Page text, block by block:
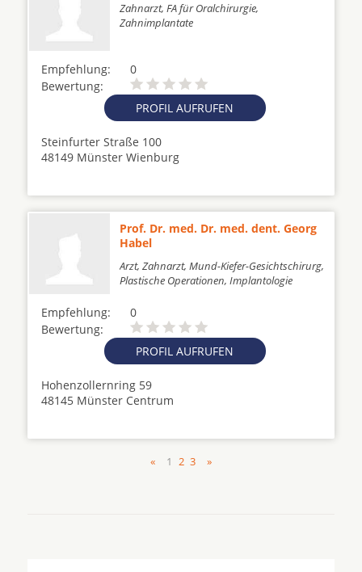
Zahnarzt, FA für Oralchirurgie,
Zahnimplantate
Empfehlung:
0
Bewertung:
PROFIL AUFRUFEN
Steinfurter Straße 100
48149 Münster Wienburg
Prof. Dr. med. Dr. med. dent. Georg
Habel
Arzt, Zahnarzt, Mund-Kiefer-Gesichtschirurg,
Plastische Operationen, Implantologie
Empfehlung:
0
Bewertung:
PROFIL AUFRUFEN
Hohenzollernring 59
48145 Münster Centrum
« 1 2 3 »